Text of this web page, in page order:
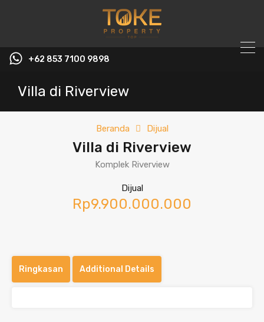
+62 853 7100 9898‬
Villa di Riverview
Beranda Dijual
Villa di Riverview
Komplek Riverview
Dijual
Rp9.900.000.000
Ringkasan Additional Details